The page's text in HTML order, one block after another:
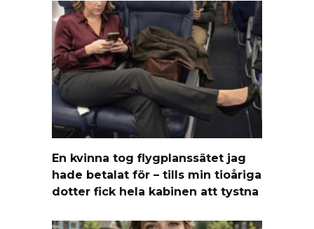
En kvinna tog flygplanssätet jag
hade betalat för – tills min tioåriga
dotter fick hela kabinen att tystna